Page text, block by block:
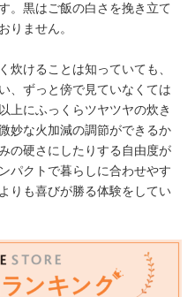
。黒はご飯の白さを挽き立て
りません。
炊けることは知っていても、
、ずっと傍で見ていなくては
上にふっくらツヤツヤの炊き
妙な火加減の調節ができるか
の硬さにしたりする自由度が
パクトで暮らしに合わせやす
りも喜びが勝る体験をしてい